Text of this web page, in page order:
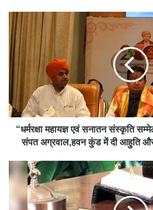
e
“धर्मरक्षा महायज्ञ एवं सनातन संस्कृति
संपत अग्रवाल,हवन कुंड में दी आहुति और